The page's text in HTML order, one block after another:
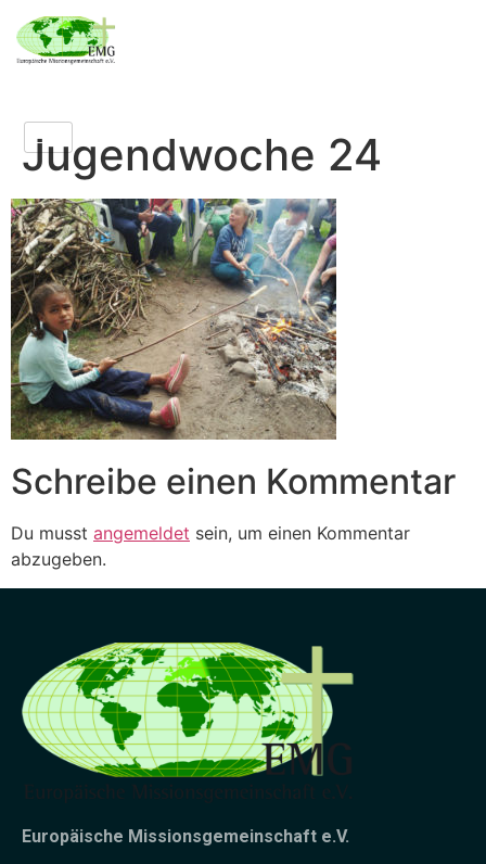
Jugendwoche 24
Schreibe einen Kommentar
Du musst angemeldet sein, um einen Kommentar
abzugeben.
Europäische Missionsgemeinschaft e.V.